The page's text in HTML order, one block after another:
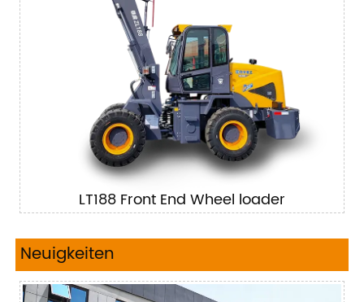
LT188 Front End Wheel loader
Neuigkeiten